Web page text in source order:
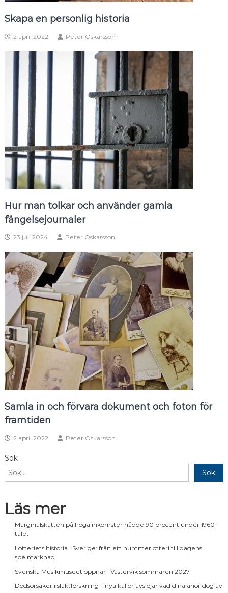
Skapa en personlig historia
2 april 2022 Peter Oskarsson
Hur man tolkar och använder gamla
fängelsejournaler
23 juli 2024 Peter Oskarsson
Samla in och förvara dokument och foton för
framtiden
2 april 2022 Peter Oskarsson
Sök
Sök
Läs mer
Marginalskatten på höga inkomster nådde 90 procent under 1960-
talet
Lotteriets historia i Sverige: från ett nummerlotteri till dagens
spelmarknad
Svenska Musikmuseet öppnar i Västervik sommaren 2027
Dödsorsaker i släktforskning – nya källor avslöjar vad dina anor dog av